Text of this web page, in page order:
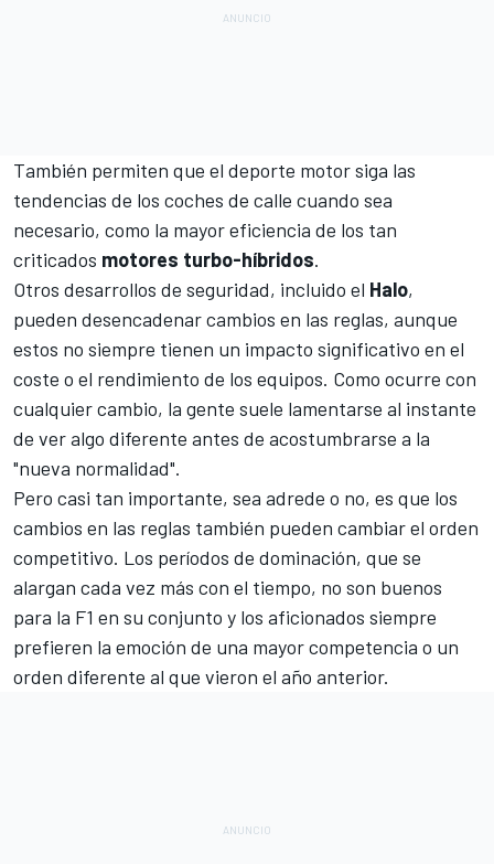
También permiten que el deporte motor siga las
tendencias de los coches de calle cuando sea
necesario, como la mayor eficiencia de los tan
criticados motores turbo-híbridos.
Otros desarrollos de seguridad, incluido el Halo,
pueden desencadenar cambios en las reglas, aunque
estos no siempre tienen un impacto significativo en el
coste o el rendimiento de los equipos. Como ocurre con
cualquier cambio, la gente suele lamentarse al instante
de ver algo diferente antes de acostumbrarse a la
"nueva normalidad".
Pero casi tan importante, sea adrede o no, es que los
cambios en las reglas también pueden cambiar el orden
competitivo. Los períodos de dominación, que se
alargan cada vez más con el tiempo, no son buenos
para la F1 en su conjunto y los aficionados siempre
prefieren la emoción de una mayor competencia o un
orden diferente al que vieron el año anterior.